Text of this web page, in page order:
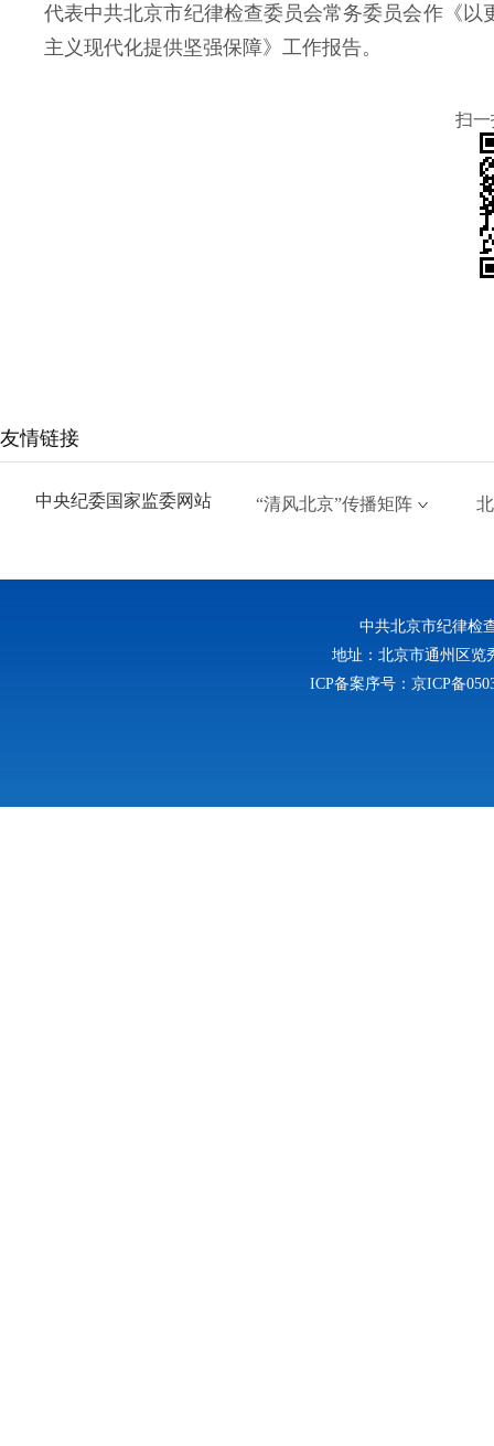
代表中共北京市纪律检查委员会常务委员会作《
主义现代化提供坚强保障》工作报告。
扫
友情链接
中央纪委国家监委网站 “清风北京”传播矩阵
中共北京市纪律检
地址：北京市通州区览
ICP备案序号：京ICP备